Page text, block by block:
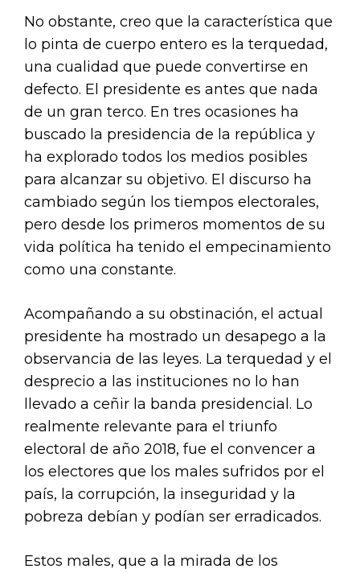
No obstante, creo que la característica que
lo pinta de cuerpo entero es la terquedad,
una cualidad que puede convertirse en
defecto. El presidente es antes que nada
de un gran terco. En tres ocasiones ha
buscado la presidencia de la república y
ha explorado todos los medios posibles
para alcanzar su objetivo. El discurso ha
cambiado según los tiempos electorales,
pero desde los primeros momentos de su
vida política ha tenido el empecinamiento
como una constante.
Acompañando a su obstinación, el actual
presidente ha mostrado un desapego a la
observancia de las leyes. La terquedad y el
desprecio a las instituciones no lo han
llevado a ceñir la banda presidencial. Lo
realmente relevante para el triunfo
electoral de año 2018, fue el convencer a
los electores que los males sufridos por el
país, la corrupción, la inseguridad y la
pobreza debían y podían ser erradicados.
Estos males, que a la mirada de los